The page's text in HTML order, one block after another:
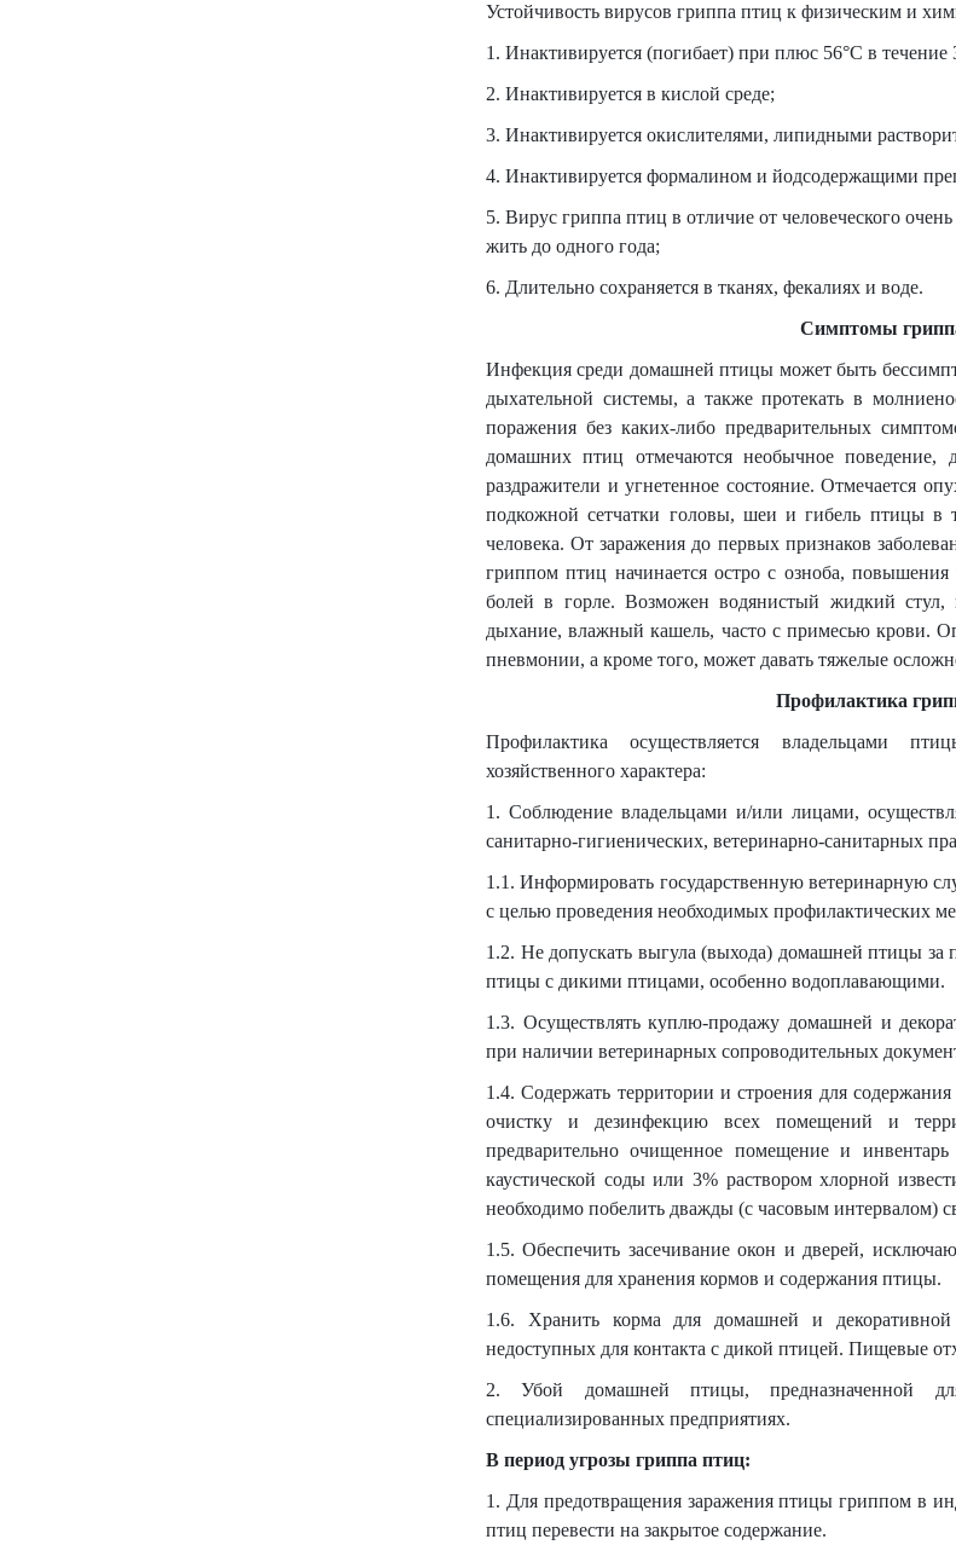
Устойчивость вирусов гриппа птиц к физическим и
1. Инактивируется (погибает) при плюс 56°С в
2. Инактивируется в кислой среде;
3. Инактивируется окислителями, липидными
4. Инактивируется формалином и йодсодержащими
5. Вирус гриппа птиц в отличие от человеческого
жить до одного года;
6. Длительно сохраняется в тканях, фекалиях и воде.
Симптомы
Инфекция среди домашней птицы может быть
дыхательной системы, а также протекать в
поражения без каких-либо предварительных
домашних птиц отмечаются необычное поведение,
раздражители и угнетенное состояние. Отмечается
подкожной сетчатки головы, шеи и гибель птицы в
человека. От заражения до первых признаков
гриппом птиц начинается остро с озноба,
болей в горле. Возможен водянистый жидкий стул,
дыхание, влажный кашель, часто с примесью крови.
пневмонии, а кроме того, может давать тяжелые
Профилактика
Профилактика осуществляется владельцами
хозяйственного характера:
1. Соблюдение владельцами и/или лицами,
санитарно-гигиенических, ветеринарно-санитарных
1.1. Информировать государственную ветеринарную
с целью проведения необходимых профилактических
1.2. Не допускать выгула (выхода) домашней птицы за
птицы с дикими птицами, особенно водоплавающими.
1.3. Осуществлять куплю-продажу домашней и
при наличии ветеринарных сопроводительных
1.4. Содержать территории и строения для
очистку и дезинфекцию всех помещений и
предварительно очищенное помещение и
каустической соды или 3% раствором хлорной
необходимо побелить дважды (с часовым интервалом)
1.5. Обеспечить засечивание окон и дверей,
помещения для хранения кормов и содержания птицы.
1.6. Хранить корма для домашней и
недоступных для контакта с дикой птицей. Пищевые
2. Убой домашней птицы, предназначенной
специализированных предприятиях.
В период угрозы гриппа птиц:
1. Для предотвращения заражения птицы гриппом в
птиц перевести на закрытое содержание.